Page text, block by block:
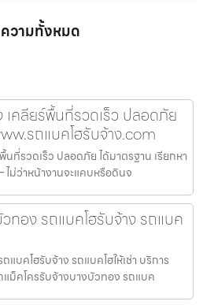
วามทั้งหมด
เคลียร์พื้นที่รวดเร็ว ปลอดภัย
รถแบคโฮรับจ้าง.com
ที่รวดเร็ว ปลอดภัย ได้มาตรฐาน เรียกหา
ม่ว่าหน้างานจะแคบหรือดินจ
ทอง รถแบคโฮรับจ้าง รถแบค
บคโฮรับจ้าง รถแบคโฮให้เช่า บริการ
ม็คโครรับจ้างบางบัวทอง รถแบค